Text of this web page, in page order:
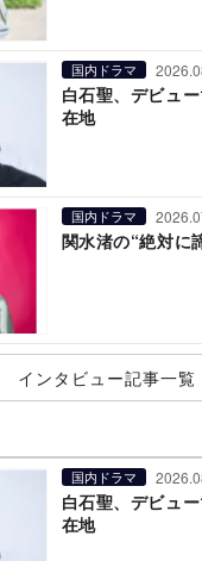
国内ドラマ
白石聖、デビュ
在地
国内ドラマ
関水渚の“絶対に
インタビュー記事一覧
国内ドラマ
白石聖、デビュ
在地